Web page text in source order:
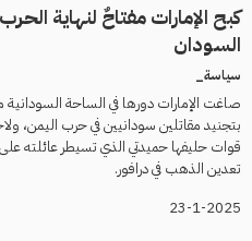
كبح الإمارات مفتاحٌ لنهاية
السودان
سياسة_
صاغت الإمارات دورها في الساحة السودانية
بتجنيد مقاتلين سودانيين في حرب اليمن،
قوات حليفها حميدتي الذي تسيطر عائلته
تعدين الذهب في درافور.
23-1-2025